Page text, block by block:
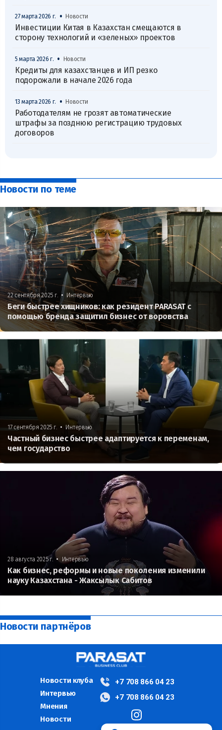
27 марта 2026 г. • Новости
Инвестиции Китая в Казахстан смещаются в
сторону технологий и «зеленых» проектов
5 марта 2026 г. • Новости
Кредиты для казахстанцев и ИП резко
подорожали в начале 2026 года
13 марта 2026 г. • Новости
Работодателям не грозят автоматические
штрафы за позднюю регистрацию трудовых
договоров
Новости по теме
22 сентября 2025 г. • Интервью
Беги быстрее хищников: как резидент PARASAT с
помощью бренда защитил бизнес от воровства
17 сентября 2025 г. • Интервью
Частный бизнес быстрее адаптируется к переменам,
чем государство
28 августа 2025 г. • Интервью
Как бизнес, реформы и новые поколения изменили
науку Казахстана - Жаксылык Сабитов
Новости партнёров
Новости клуба
Интервью
Мнения
Новости
+7 708 866 04 23
+7 708 866 04 23